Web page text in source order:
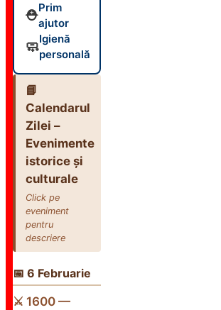
⛑️Prim
ajutor
🧼Igienă
personală
📘
Calendarul
Zilei –
Evenimente
istorice și
culturale
Click pe
eveniment
pentru
descriere
📅 6 Februarie
⚔️ 1600 —